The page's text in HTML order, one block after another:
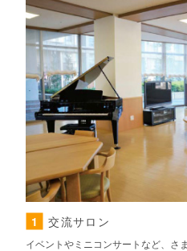
1 交流サロン
イベントやミニコンサートなど、さ